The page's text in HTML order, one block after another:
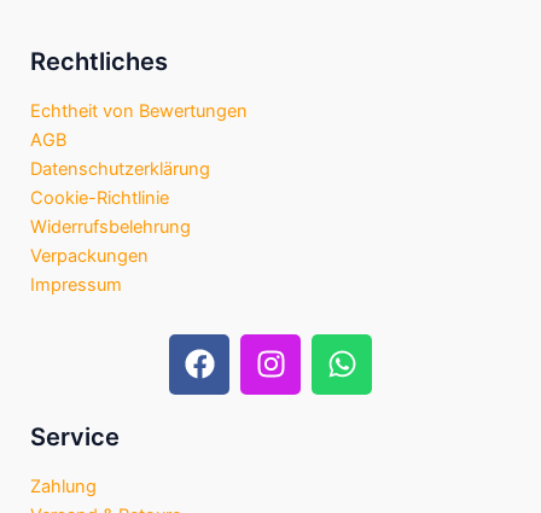
Rechtliches
Echtheit von Bewertungen
AGB
Datenschutzerklärung
Cookie-Richtlinie
Widerrufsbelehrung
Verpackungen
Impressum
F
a
I
n
W
h
Service
Zahlung